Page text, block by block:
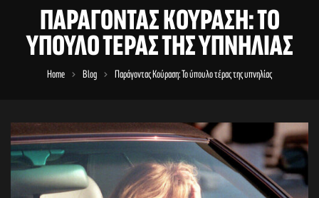
ΠΑΡΆΓΟΝΤΑΣ ΚΟΎΡΑΣΗ: ΤΟ
ΎΠΟΥΛΟ ΤΈΡΑΣ ΤΗΣ ΥΠΝΗΛΊΑΣ
Home Blog Παράγοντας Κούραση: Το ύπουλο τέρας της υπνηλίας